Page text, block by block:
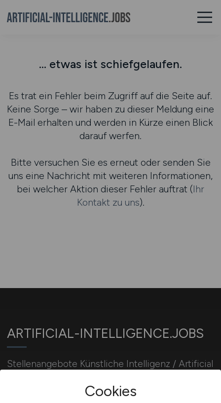
... etwas ist schiefgelaufen.
Es trat ein Fehler beim Zugriff auf die Seite auf.
Keine Sorge – wir haben zu dieser Meldung eine
E-Mail erhalten und werden in Kürze einen Blick
darauf werfen.
Bitte versuchen Sie es erneut oder senden Sie
uns eine Nachricht mit weiteren Informationen,
bei welcher Aktion dieser Fehler auftrat (Ihr
Kontakt zu uns).
ARTIFICIAL-INTELLIGENCE.JOBS
Stellenangebote Künstliche Intelligenz / Artificial
Jobbörse. KI Jobsuche.Cookies